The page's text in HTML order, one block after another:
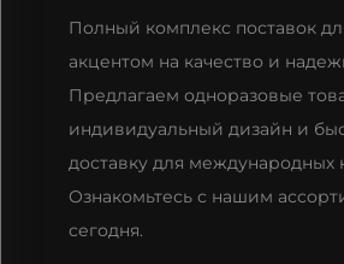
Полный комплекс поставок
акцентом на качество и
Предлагаем одноразовые
индивидуальный дизайн и
доставку для международных
Ознакомьтесь с нашим
сегодня.